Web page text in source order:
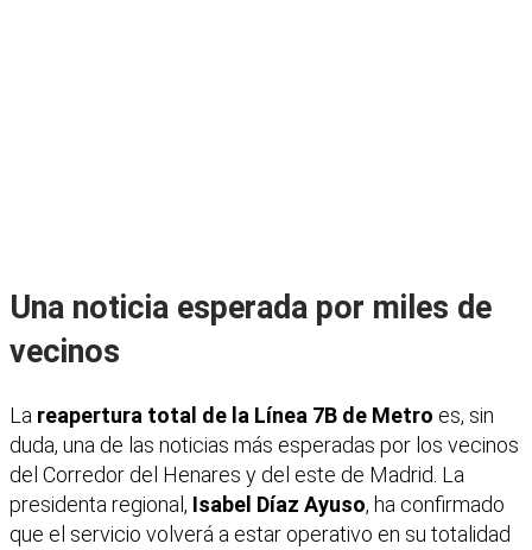
Una noticia esperada por miles de
vecinos
La reapertura total de la Línea 7B de Metro es, sin
duda, una de las noticias más esperadas por los vecinos
del Corredor del Henares y del este de Madrid. La
presidenta regional, Isabel Díaz Ayuso, ha confirmado
que el servicio volverá a estar operativo en su totalidad